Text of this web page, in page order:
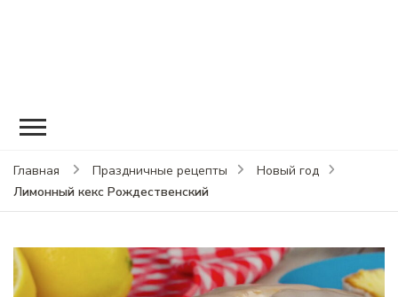
Главная Праздничные рецепты
Новый год
Лимонный кекс Рождественский